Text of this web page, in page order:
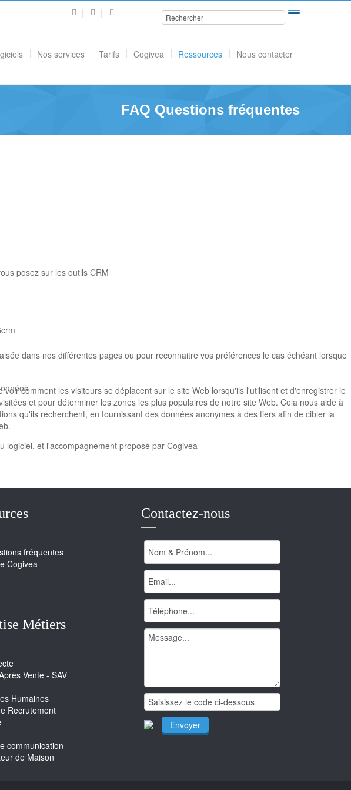
Nos services Tarifs Cogivea Ressources Nous contacter
FAQ Questions fréquentes
posez sur les outils CRM
logiciel, et l'accompagnement proposé par Cogivea
fréquentes
Cogivea
Métiers
Vente - SAV
Humaines
Recrutement
communication
de Maison
Contactez-nous
dans nos différentes pages ou pour reconnaitre vos préférences le cas échéant lorsque
comment les visiteurs se déplacent sur le site Web lorsqu'ils l'utilisent et d'enregistrer le
et pour déterminer les zones les plus populaires de notre site Web. Cela nous aide à
qu'ils recherchent, en fournissant des données anonymes à des tiers afin de cibler la